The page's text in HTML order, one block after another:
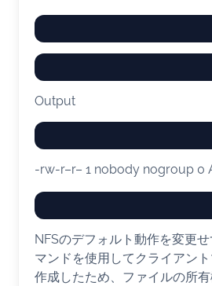
Output
-rw-r–r– 1 nobody nogroup
NFSのデフォルト動作を変更
マンドを使用してクライアン
作成したため、ファイルの所